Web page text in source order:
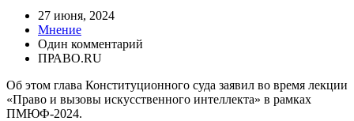
27 июня, 2024
Мнение
Один комментарий
ПРАВО.RU
Об этом глава Конституционного суда заявил во время лекции
«Право и вызовы искусственного интеллекта» в рамках
ПМЮФ-2024.